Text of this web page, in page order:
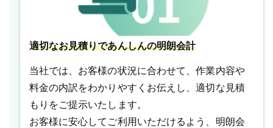
適切なお見積りであんしんの明朗会計
当社では、お客様の状況に合わせて、作業内容や
料金の内訳をわかりやすくお伝えし、適切な見積
もりをご提示いたします。
お客様に安心してご利用いただけるよう、明朗会